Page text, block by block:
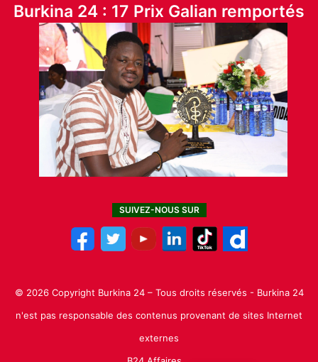
Burkina 24 : 17 Prix Galian remportés
SUIVEZ-NOUS SUR
© 2026 Copyright Burkina 24 – Tous droits réservés - Burkina 24
n'est pas responsable des contenus provenant de sites Internet
externes